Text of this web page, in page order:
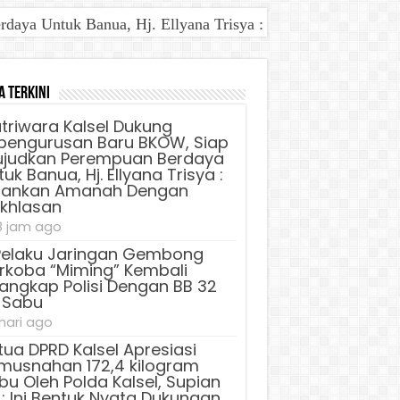
Untuk Banua, Hj. Ellyana Trisya : Jalankan Amanah
32 Kg Sabu
Terkini
Kalsel Dukung
Baru BKOW, Siap
Perempuan Berdaya
Banua, Hj. Ellyana Trisya :
Amanah Dengan
jam ago
Jaringan Gembong
“Miming” Kembali
Polisi Dengan BB 32
ago
DPRD Kalsel Apresiasi
172,4 kilogram
Oleh Polda Kalsel, Supian